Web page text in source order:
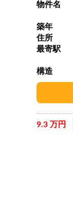
物件名
築年
住所
最寄駅
構造
9.3 万円